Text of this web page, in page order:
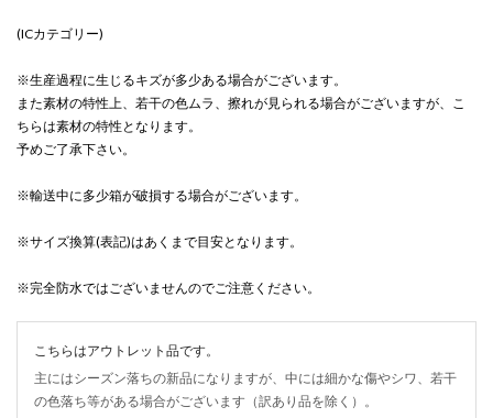
(ICカテゴリー)
※生産過程に生じるキズが多少ある場合がございます。
また素材の特性上、若干の色ムラ、擦れが見られる場合がございますが、こ
ちらは素材の特性となります。
予めご了承下さい。
※輸送中に多少箱が破損する場合がございます。
※サイズ換算(表記)はあくまで目安となります。
※完全防水ではございませんのでご注意ください。
こちらはアウトレット品です。
主にはシーズン落ちの新品になりますが、中には細かな傷やシワ、若干
の色落ち等がある場合がございます（訳あり品を除く）。